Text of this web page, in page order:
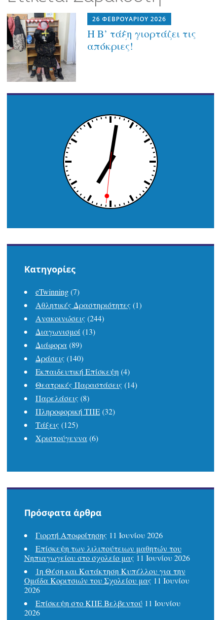
26 ΦΕΒΡΟΥΑΡΊΟΥ 2026
Η Β’ τάξη γιορτάζει τις
απόκριες!
Kατηγορίες
eTwinning(7)
Αθλητικές Δραστηριότητες (1)
Ανακοινώσεις (244)
Διαγωνισμοί(13)
Διάφορα(89)
Δράσεις (140)
Εκπαιδευτική Επίσκεψη (4)
Θεατρικές Παραστάσεις (14)
Παρελάσεις (8)
Πληροφορική ΤΠΕ(32)
Τάξεις (125)
Χριστούγεννα(6)
Πρόσφατα άρθρα
Γιορτή Αποφοίτησης 11 Ιουνίου 2026
Επίσκεψη των λιλιπούτειων μαθητών του
Νηπιαγωγείου στο σχολείο μας 11 Ιουνίου 2026
1η Θέση και Κατάκτηση Κυπέλλου για την
Ομάδα Κοριτσιών του Σχολείου μας 11 Ιουνίου
2026
Επίσκεψη στο ΚΠΕ Βελβεντού 11 Ιουνίου
2026